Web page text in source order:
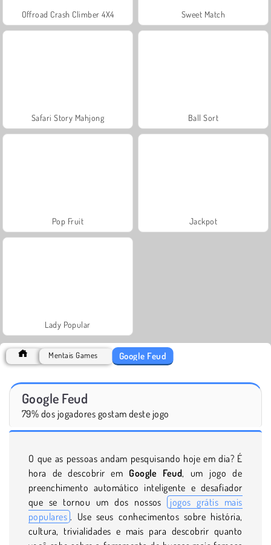
Offroad Crash Climber 4X4 Sweet Match
Safari Story Mahjong Ball Sort
Pop Fruit Jackpot
Lady Popular
Mentais Games Google Feud
Google Feud
79% dos jogadores gostam deste jogo
O que as pessoas andam pesquisando hoje em dia? É
hora de descobrir em Google Feud, um jogo de
preenchimento automático inteligente e desafiador
que se tornou um dos nossos jogos grátis mais
populares . Use seus conhecimentos sobre história,
cultura, trivialidades e mais para descobrir quanto